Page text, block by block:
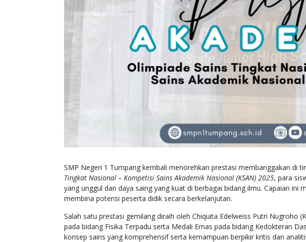
SMP Negeri 1 Tumpang kembali menorehkan prestasi membanggakan di
Tingkat Nasional – Kompetisi Sains Akademik Nasional (KSAN) 2025, para
yang unggul dan daya saing yang kuat di berbagai bidang ilmu. Capaian
membina potensi peserta didik secara berkelanjutan.
Salah satu prestasi gemilang diraih oleh Chiquita Edelweiss Putri Nugroho
pada bidang Fisika Terpadu serta Medali Emas pada bidang Kedokteran
konsep sains yang komprehensif serta kemampuan berpikir kritis dan